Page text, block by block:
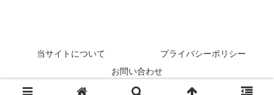
当サイトについて
プライバシーポリシー
お問い合わせ
© 2012-2026 スタリオン速報 @競馬板まとめ.